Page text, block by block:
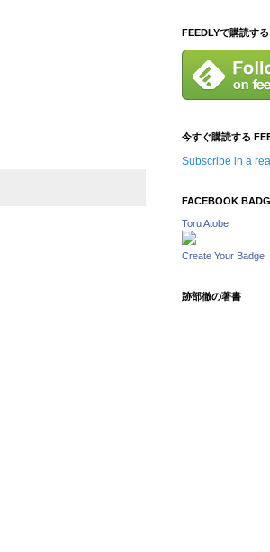
FEEDLYで購読する
今すぐ購読する
Subscribe in a
FACEBOOK
Toru Atobe
Create Your Badge
跡部徹の著書